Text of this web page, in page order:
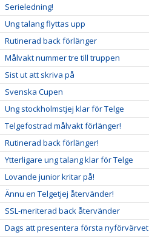
Serieledning!
Ung talang flyttas upp
Rutinerad back förlänger
Målvakt nummer tre till truppen
Sist ut att skriva på
Svenska Cupen
Ung stockholmstjej klar för Telge
Telgefostrad målvakt förlänger!
Rutinerad back förlänger!
Ytterligare ung talang klar för Telge
Lovande junior kritar på!
Ännu en Telgetjej återvänder!
SSL-meriterad back återvänder
Dags att presentera första nyförvärvet